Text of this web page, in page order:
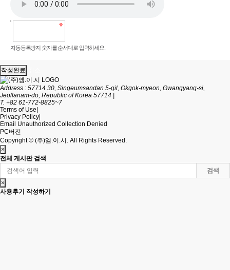
자동등록방지 숫자를 순서대로 입력하세요.
Address : 57714 30, Singeumsandan 5-gil, Okgok-myeon, Gwangyang-si,
Jeollanam-do, Republic of Korea 57714
T. +82 61-772-8825~7
Terms of Use
Privacy Policy
Email Unauthorized Collection Denied
PC버전
Copyright © (주)엠.이.시. All Rights Reserved.
×
전체 게시판 검색
검색
×
사용후기 작성하기